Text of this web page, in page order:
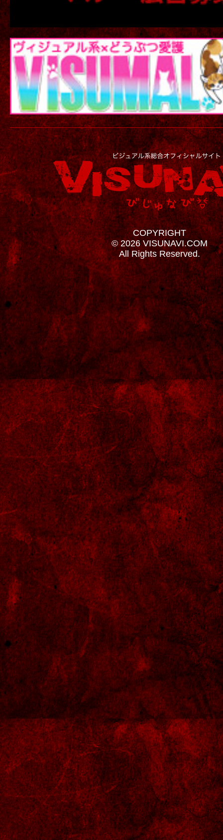
COPYRIGHT
© 2026 VISUNAVI.COM
All Rights Reserved.